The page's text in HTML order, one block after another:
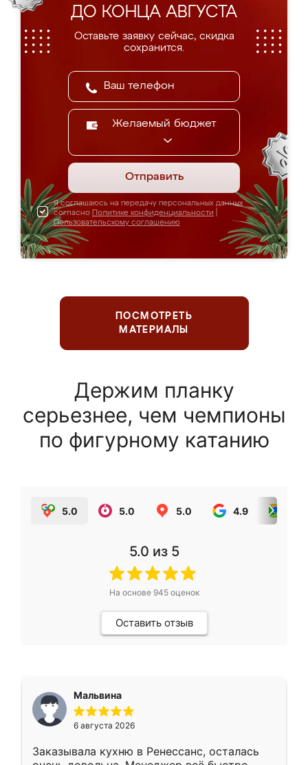
ДО КОНЦА АВГУСТА
Оставьте заявку сейчас, скидка
сохранится.
Желаемый бюджет
Отправить
Я соглашаюсь на передачу персональных данных
согласно Политике конфиденциальности
Пользовательскому соглашению
ПОСМОТРЕТЬ
МАТЕРИАЛЫ
Держим планку
серьезнее, чем чемпионы
по фигурному катанию
5.0 5.0 5.0 4.9
5.0 из 5
На основе 945оценок
Оставить отзыв
Мальвина
6 августа 2026
Заказывала кухню в Ренессанс, осталась